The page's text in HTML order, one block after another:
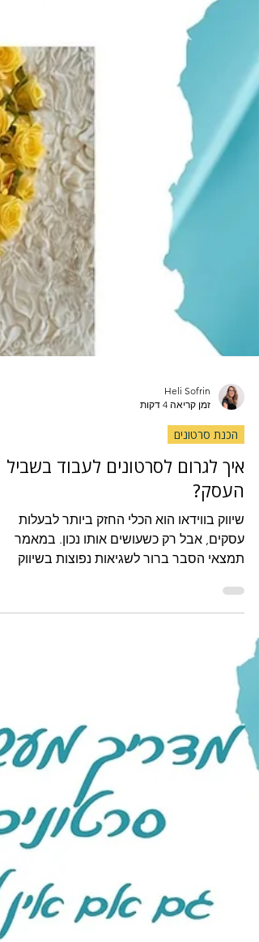
Heli Sofrin
הכנת סרטונים
איך לגרום לסרטונים לעבוד בשביל
העסק?
שיווק בווידאו הוא הכלי החזק ביותר לבעלות
עסקים, אבל רק כשעושים אותו נכון. במאמר
ויראליים, ואיך לבחור בין סרטון דיבור למצלמה
נכון, עריכה פשוטה, עקביות, והבנה עמוקה של
צרכי הלקוחה. מתאים לבעלות עסקים שרוצות
תוצאות מסרטונים באינסטגרם בלי חשיפה
אישית מוגזמת.